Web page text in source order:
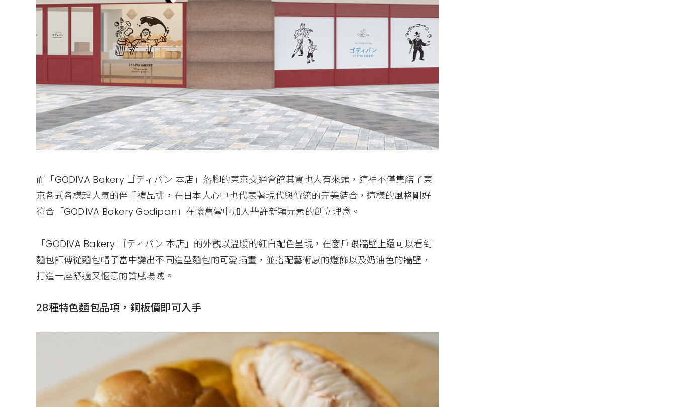
而「GODIVA Bakery ゴディパン 本店」落腳的東京交通會館其實也大有來頭，這裡不僅集結了東
京各式各樣超人氣的伴手禮品排，在日本人心中也代表著現代與傳統的完美結合，這樣的風格剛好
符合「GODIVA Bakery Godipan」在懷舊當中加入些許新穎元素的創立理念。
「GODIVA Bakery ゴディパン 本店」的外觀以溫暖的紅白配色呈現，在窗戶跟牆壁上還可以看到
麵包師傅從麵包帽子當中變出不同造型麵包的可愛插畫，並搭配藝術感的燈飾以及奶油色的牆壁，
打造一座舒適又愜意的質感場域。
28種特色麵包品項，銅板價即可入手